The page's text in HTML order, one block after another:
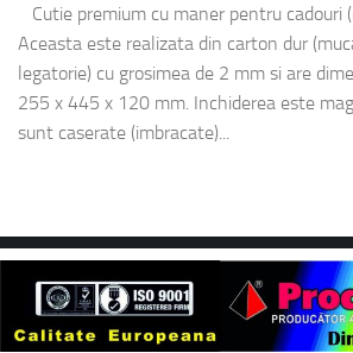
Cutie premium cu maner pentru cadouri
Aceasta este realizata din carton dur
legatorie) cu grosimea de 2 mm si are
255 x 445 x 120 mm. Inchiderea este
sunt caserate (imbracate)...